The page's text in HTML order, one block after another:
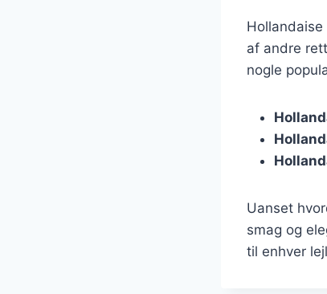
af andre
nogle
Uanset
smag og
til enhver